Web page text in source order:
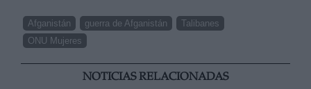
Afganistán guerra de Afganistán
Talibanes
ONU Mujeres
NOTICIAS RELACIONADAS